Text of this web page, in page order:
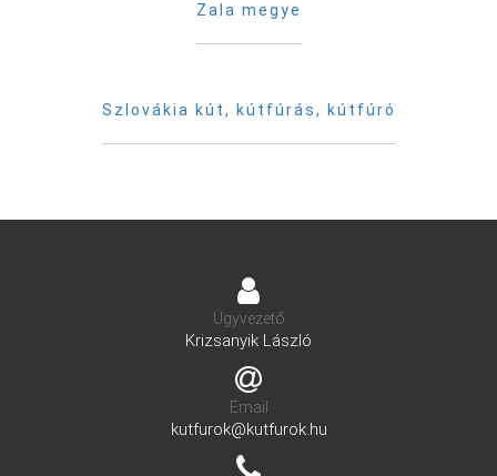
Zala megye
Szlovákia kút, kútfúrás, kútfúró
Ügyvezető
Krizsanyik László
Email
kutfurok@kutfurok.hu